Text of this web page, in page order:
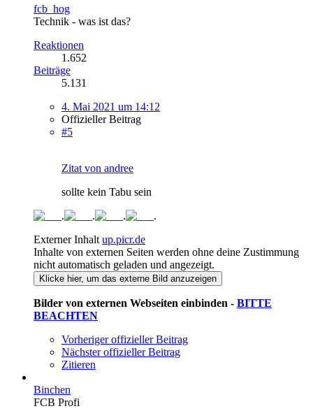
fcb_hog
Technik - was ist das?
Reaktionen
1.652
Beiträge
5.131
4. Mai 2021 um 14:12
Offizieller Beitrag
#5
Zitat von andree
sollte kein Tabu sein
Externer Inhalt up.picr.de
Inhalte von externen Seiten werden ohne deine Zustimmung
nicht automatisch geladen und angezeigt.
Klicke hier, um das externe Bild anzuzeigen
Bilder von externen Webseiten einbinden - BITTE
BEACHTEN
Vorheriger offizieller Beitrag
Nächster offizieller Beitrag
Zitieren
Binchen
FCB Profi